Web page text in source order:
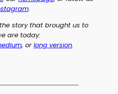
.
story that brought us to
are today:
, or long version.